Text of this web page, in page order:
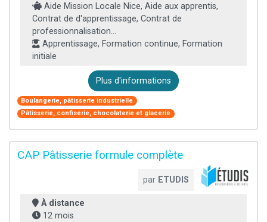
Aide Mission Locale Nice, Aide aux apprentis,
Contrat de d'apprentissage, Contrat de
professionnalisation...
Apprentissage, Formation continue, Formation
initiale
Plus d'informations
Boulangerie, pâtisserie industrielle
Pâtisserie, confiserie, chocolaterie et glacerie
CAP Pâtisserie formule complète
par ETUDIS
À distance
12 mois